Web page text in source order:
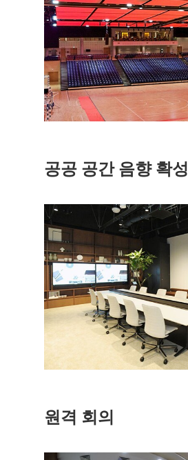
공공 공간 음향 확성
원격 회의